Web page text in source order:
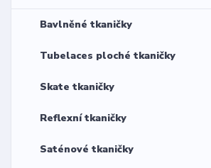
Bavlněné tkaničky
Tubelaces ploché tkaničky
Skate tkaničky
Reflexní tkaničky
Saténové tkaničky